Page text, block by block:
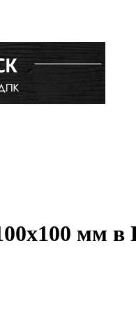
мм в